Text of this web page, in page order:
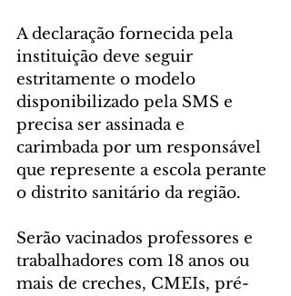
A declaração fornecida pela
instituição deve seguir
estritamente o modelo
disponibilizado pela SMS e
precisa ser assinada e
carimbada por um responsável
que represente a escola perante
o distrito sanitário da região.
Serão vacinados professores e
trabalhadores com 18 anos ou
mais de creches, CMEIs, pré-